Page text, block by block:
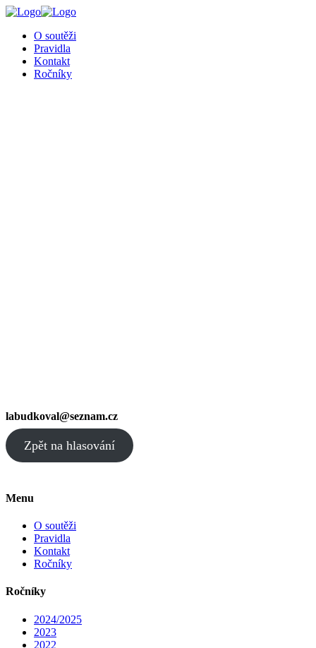
O soutěži
Pravidla
Kontakt
Ročníky
labudkoval@seznam.cz
Zpět na hlasování
Menu
O soutěži
Pravidla
Kontakt
Ročníky
Ročníky
2024/2025
2023
2022